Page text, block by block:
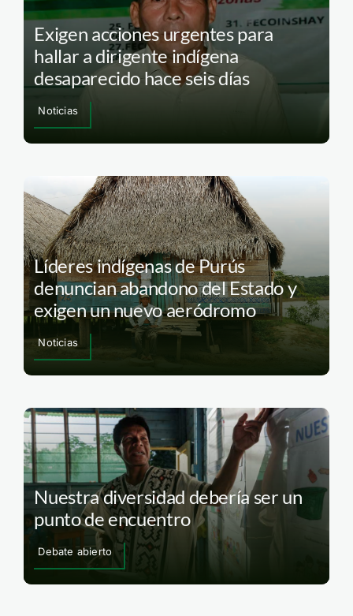
Exigen acciones urgentes para
hallar a dirigente indígena
desaparecido hace seis días
Noticias
Líderes indígenas de Purús
denuncian abandono del Estado y
exigen un nuevo aeródromo
Noticias
Nuestra diversidad debería ser un
punto de encuentro
Debate abierto